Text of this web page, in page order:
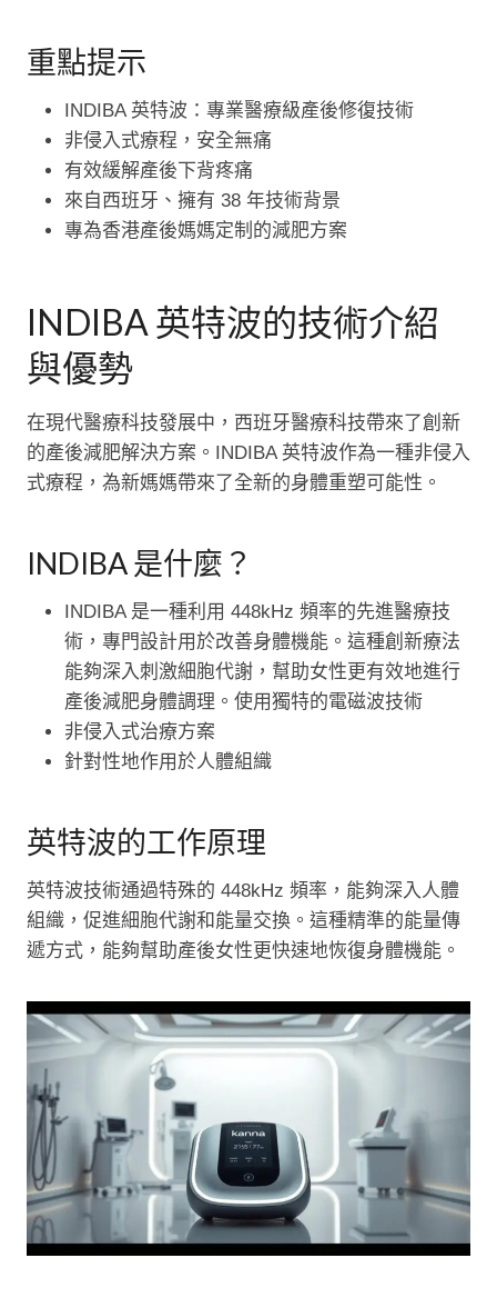
重點提示
INDIBA 英特波：專業醫療級產後修復技術
非侵入式療程，安全無痛
有效緩解產後下背疼痛
來自西班牙、擁有 38 年技術背景
專為香港產後媽媽定制的減肥方案
INDIBA 英特波的技術介紹
與優勢
在現代醫療科技發展中，西班牙醫療科技帶來了創新
的產後減肥解決方案。INDIBA 英特波作為一種非侵入
式療程，為新媽媽帶來了全新的身體重塑可能性。
INDIBA 是什麼？
INDIBA 是一種利用 448kHz 頻率的先進醫療技
術，專門設計用於改善身體機能。這種創新療法
能夠深入刺激細胞代謝，幫助女性更有效地進行
產後減肥身體調理。使用獨特的電磁波技術
非侵入式治療方案
針對性地作用於人體組織
英特波的工作原理
英特波技術通過特殊的 448kHz 頻率，能夠深入人體
組織，促進細胞代謝和能量交換。這種精準的能量傳
遞方式，能夠幫助產後女性更快速地恢復身體機能。